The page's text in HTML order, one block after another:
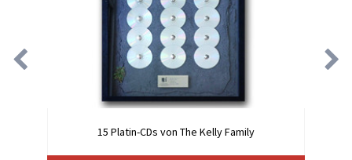
15 Platin-CDs von The Kelly Family